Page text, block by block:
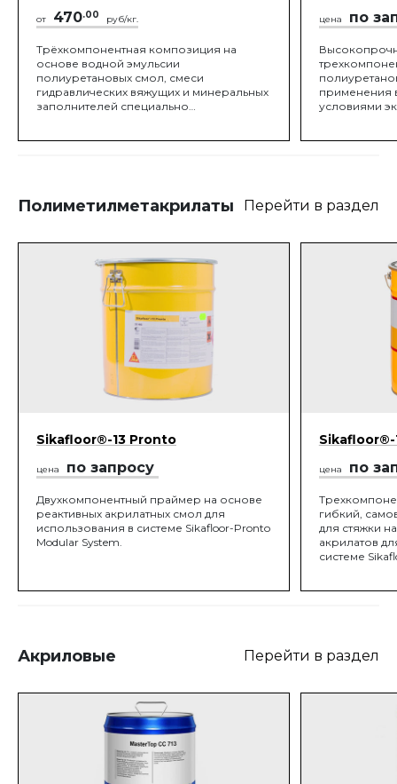
от 470.00 руб/кг.
Трёхкомпонентная композиция на
основе водной эмульсии
полиуретановых смол, смеси
гидравлических вяжущих и минеральных
заполнителей специально
пищевой, химической промышленности,
цена по
применения
условиями
Полиметилметакрилаты Перейти в раздел
Sikafloor®-13 Pronto
цена по запросу
Двухкомпонентный праймер на основе
реактивных акрилатных смол для
использования в системе Sikafloor-Pronto
Modular System.
Sikafloor®-
цена по
гибкий,
для стяжки
акрилатов
системе
Акриловые Перейти в раздел